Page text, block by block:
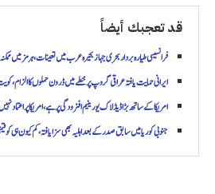
قد تعجبك أيضاً
فرانسیسی طیارہ بردار بحری جہاز بحیرہ عرب میں تعینات، ہرمز میں
ایرانی حمایت یافتہ عراقی گروپ پر خطے میں ڈرون حملوں کا
امریکا کے ساتھ بڑا ڈیڈ لاک یورینیم افزودگی پر ہے، امریکا پر اعتماد
جنوبی کوریا میں سابق صدر کے بعد اہلیہ بھی سزا یافتہ، کم کیون ہی کو قیمتی